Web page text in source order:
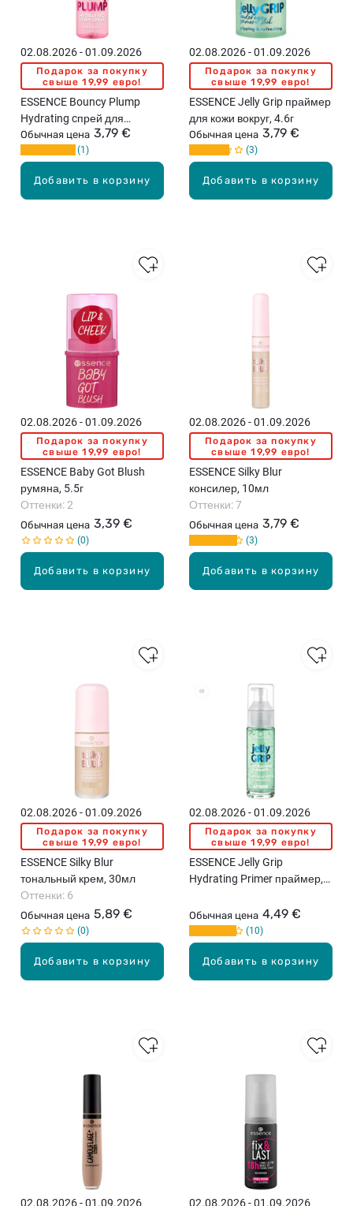
Добавить в корзину
02.08.2026 - 01.09.2026
Подарок за покупку
свыше 19,99 евро!
ESSENCE Bouncy Plump
Hydrating cпрей для
фиксации макияжа, 50мл
Обычная цена 3,79 €
1
Добавить в корзину
02.08.2026 - 01.09.2026
Подарок за покупку
свыше 19,99 евро!
ESSENCE Jelly Grip праймер
для кожи вокруг, 4.6г
Обычная цена 3,79 €
3
Добавить в корзину
02.08.2026 - 01.09.2026
Подарок за покупку
свыше 19,99 евро!
ESSENCE Baby Got Blush
румяна, 5.5г
Обычная цена 3,39 €
Оттенки: 2
0
Добавить в корзину
02.08.2026 - 01.09.2026
Подарок за покупку
свыше 19,99 евро!
ESSENCE Silky Blur
консилер, 10мл
Обычная цена 3,79 €
Оттенки: 7
3
Добавить в корзину
02.08.2026 - 01.09.2026
Подарок за покупку
свыше 19,99 евро!
ESSENCE Silky Blur
тональный крем, 30мл
Обычная цена 5,89 €
Оттенки: 6
0
Добавить в корзину
02.08.2026 - 01.09.2026
Подарок за покупку
свыше 19,99 евро!
ESSENCE Jelly Grip
Hydrating Primer праймер,
Обычная цена 4,49 €
10
02.08.2026 - 01.09.2026 02.08.2026 - 01.09.2026